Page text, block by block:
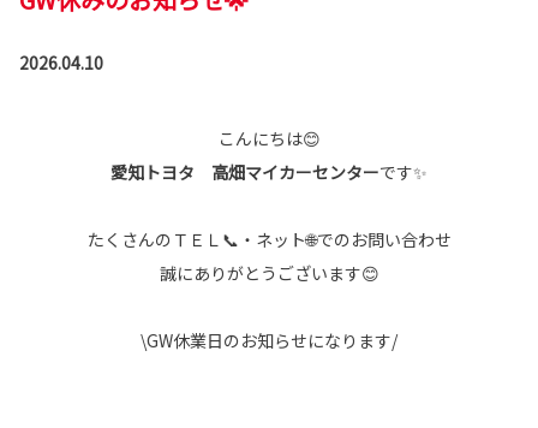
2026.04.10
こんにちは😊
愛知トヨタ 高畑マイカーセンターです✨
たくさんのＴＥＬ📞・ネット🌐でのお問い合わせ
誠にありがとうございます😊
\GW休業日のお知らせになります/